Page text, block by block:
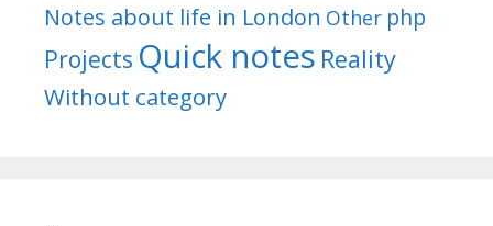
Notes about life in London Other php
Projects Quick notes Reality
Without category